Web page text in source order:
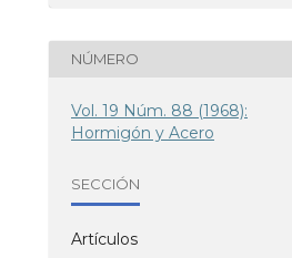
NÚMERO
Vol. 19 Núm. 88 (1968):
Hormigón y Acero
SECCIÓN
Artículos